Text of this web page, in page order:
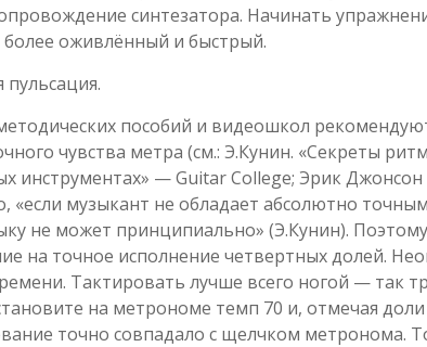
синтезатора. Начинать
более оживлённый и быстрый.
пульсация.
пособий и видеошкол
чувства метра (см.: Э.Кунин. «Секреты
инструментах» — Guitar College; Эрик
«если музыкант не обладает абсолютно
не может принципиально» (Э.Кунин).
на точное исполнение четвертных долей.
Тактировать лучше всего ногой — так
на метрономе темп 70 и, отмечая
точно совпадало с щелчком метронома.